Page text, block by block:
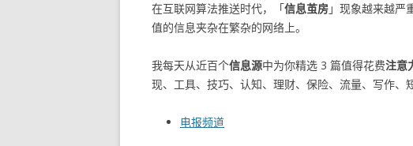
在互联网算法推送时代，「信息茧房」现象越来越严
值的信息夹杂在繁杂的网络上。
我每天从近百个信息源中为你精选 3 篇值得花费注意
现、工具、技巧、认知、理财、保险、流量、写作、
电报频道